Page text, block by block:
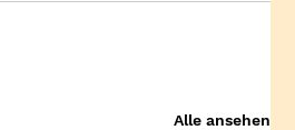
Alle ansehen